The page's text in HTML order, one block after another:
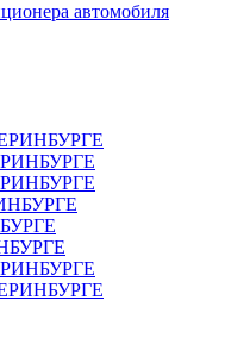
автомобиля